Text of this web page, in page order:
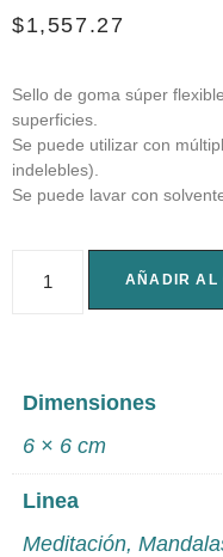
$1,557.27
Sello de goma súper
superficies.
Se puede utilizar con
indelebles).
Se puede lavar con
AÑADIR AL
Dimensiones
6 × 6 cm
Linea
Meditación,